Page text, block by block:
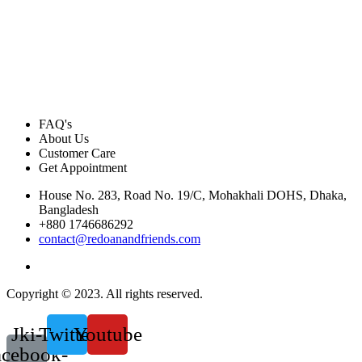
FAQ's
About Us
Customer Care
Get Appointment
House No. 283, Road No. 19/C, Mohakhali DOHS, Dhaka,
Bangladesh
+880 1746686292
contact@redoanandfriends.com
Copyright © 2023. All rights reserved.
Jki-TwitterYoutube